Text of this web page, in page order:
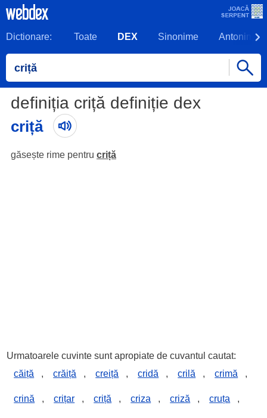
Dictionare: Toate DEX Sinonime Antonime
definiția criță definiție dex
criță
găsește rime pentru criță
Urmatoarele cuvinte sunt apropiate de cuvantul cautat:
căiță
, crăiță , creiță , cridă , crilă , crimă ,
crină , crițar , criță , criza , criză , cruța ,